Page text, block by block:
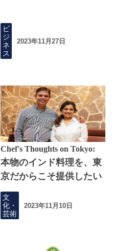
ビ
ジ
ネ
ス
2023年11月27日
Chef's Thoughts on Tokyo:
本物のインド料理を、東
京だからこそ提供したい
文
化・
芸術
2023年11月10日